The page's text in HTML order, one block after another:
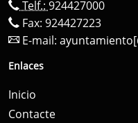
Telf.: 924427000
Fax: 924427223
E-mail:
Enlaces
Inicio
Contacte